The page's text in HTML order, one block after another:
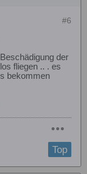
#6
der
fliegen .. . es
bekommen
Top